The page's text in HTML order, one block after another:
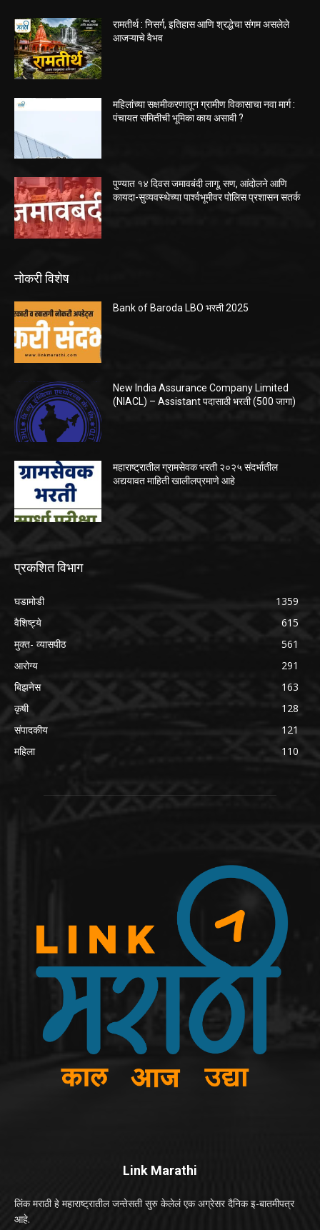
रामतीर्थ : निसर्ग, इतिहास आणि श्रद्धेचा संगम असलेले
आजऱ्याचे वैभव
महिलांच्या सक्षमीकरणातून ग्रामीण विकासाचा नवा मार्ग :
पंचायत समितीची भूमिका काय असावी ?
पुण्यात १४ दिवस जमावबंदी लागू; सण, आंदोलने आणि
कायदा-सुव्यवस्थेच्या पार्श्वभूमीवर पोलिस प्रशासन सतर्क
नोकरी विशेष
Bank of Baroda LBO भरती 2025
New India Assurance Company Limited
(NIACL) – Assistant पदासाठी भरती (500 जागा)
महाराष्ट्रातील ग्रामसेवक भरती २०२५ संदर्भातील
अद्ययावत माहिती खालीलप्रमाणे आहे
प्रकशित विभाग
घडामोडी
1359
वैशिष्ट्ये
615
मुक्त- व्यासपीठ
561
आरोग्य
291
बिझनेस
163
कृषी
128
संपादकीय
121
महिला
110
Link Marathi
लिंक मराठी हे महाराष्ट्रातील जन्तेसती सुरु केलेलं एक अग्रेसर दैनिक इ-बातमीपत्र
आहे.